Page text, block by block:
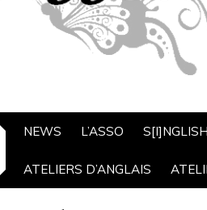
NEWS L’ASSO S[I]NGLISH
ATELIERS D’ANGLAIS